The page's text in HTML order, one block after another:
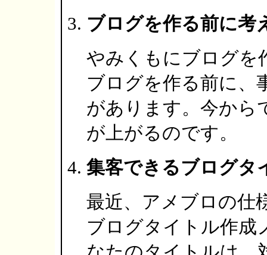
ブログを作る前に考
やみくもにブログを
ブログを作る前に、
があります。今から
が上がるのです。
集客できるブログタ
最近、アメブロの仕
ブログタイトル作成